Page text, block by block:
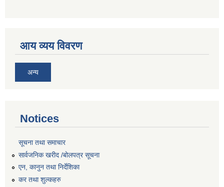
आय व्यय विवरण
अन्य
Notices
सूचना तथा समाचार
सार्वजनिक खरीद /बोलपत्र सूचना
एन, कानुन तथा निर्देशिका
कर तथा शुल्कहरु